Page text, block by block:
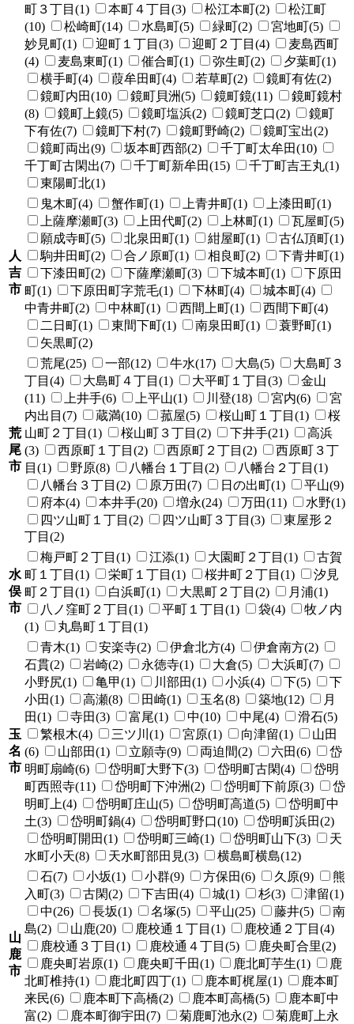
町３丁目(1)
本町４丁目(3) 松江本町(2)
松江町
(10)
松崎町(14) 水島町(5) 緑町(2)
宮地町(5)
妙見町(1)
迎町１丁目(3) 迎町２丁目(4)
麦島西町
(4)
麦島東町(1) 催合町(1) 弥生町(2)
夕葉町(1)
横手町(4)
葭牟田町(4) 若草町(2)
鏡町有佐(2)
鏡町内田(10)
鏡町貝洲(5) 鏡町鏡(11)
鏡町鏡村
(8)
鏡町上鏡(5) 鏡町塩浜(2) 鏡町芝口(2)
鏡町
下有佐(7)
鏡町下村(7) 鏡町野崎(2)
鏡町宝出(2)
鏡町両出(9)
坂本町西部(2)
千丁町太牟田(10)
千丁町古閑出(7)
千丁町新牟田(15)
千丁町吉王丸(1)
東陽町北(1)
人
吉
市
鬼木町(4) 蟹作町(1) 上青井町(1)
上漆田町(1)
上薩摩瀬町(3)
上田代町(2) 上林町(1)
瓦屋町(5)
願成寺町(5)
北泉田町(1) 紺屋町(1)
古仏頂町(1)
駒井田町(2)
合ノ原町(1) 相良町(2)
下青井町(1)
下漆田町(2)
下薩摩瀬町(3) 下城本町(1)
下原田
町(1)
下原田町字荒毛(1) 下林町(4)
城本町(4)
中青井町(2)
中林町(1) 西間上町(1)
西間下町(4)
二日町(1)
東間下町(1) 南泉田町(1)
蓑野町(1)
矢黒町(2)
荒
尾
市
荒尾(25) 一部(12) 牛水(17) 大島(5)
大島町３
丁目(4)
大島町４丁目(1) 大平町１丁目(3)
金山
(11)
上井手(6) 上平山(1) 川登(18) 宮内(6)
宮
内出目(7)
蔵満(10) 菰屋(5) 桜山町１丁目(1)
桜
山町２丁目(1)
桜山町３丁目(2) 下井手(21)
高浜
(3)
西原町１丁目(2) 西原町２丁目(2)
西原町３丁
目(1)
野原(8) 八幡台１丁目(2)
八幡台２丁目(1)
八幡台３丁目(2)
原万田(7) 日の出町(1)
平山(9)
府本(4)
本井手(20) 増永(24) 万田(11)
水野(1)
四ツ山町１丁目(2)
四ツ山町３丁目(3)
東屋形２
丁目(2)
水
俣
市
梅戸町２丁目(1) 江添(1) 大園町２丁目(1)
古賀
町１丁目(1)
栄町１丁目(1) 桜井町２丁目(1)
汐見
町２丁目(1)
白浜町(1) 大黒町２丁目(2)
月浦(1)
八ノ窪町２丁目(1)
平町１丁目(1) 袋(4)
牧ノ内
(1)
丸島町１丁目(1)
玉
名
市
青木(1) 安楽寺(2) 伊倉北方(4)
伊倉南方(2)
石貫(2)
岩崎(2) 永徳寺(1) 大倉(5)
大浜町(7)
小野尻(1)
亀甲(1) 川部田(1) 小浜(4) 下(5)
下
小田(1)
高瀬(8) 田崎(1) 玉名(8) 築地(12)
月
田(1)
寺田(3) 富尾(1) 中(10) 中尾(4)
滑石(5)
繁根木(4)
三ツ川(1) 宮原(1) 向津留(1)
山田
(6)
山部田(1) 立願寺(9) 両迫間(2) 六田(6)
岱
明町扇崎(6)
岱明町大野下(3) 岱明町古閑(4)
岱明
町西照寺(11)
岱明町下沖洲(2) 岱明町下前原(3)
岱
明町上(4)
岱明町庄山(5) 岱明町高道(5)
岱明町中
土(3)
岱明町鍋(4) 岱明町野口(10)
岱明町浜田(2)
岱明町開田(1)
岱明町三崎(1) 岱明町山下(3)
天
水町小天(8)
天水町部田見(3) 横島町横島(12)
山
鹿
市
石(7) 小坂(1) 小群(9) 方保田(6) 久原(9)
熊
入町(3)
古閑(2) 下吉田(4) 城(1) 杉(3)
津留(1)
中(26)
長坂(1) 名塚(5) 平山(25) 藤井(5)
南
島(2)
山鹿(20) 鹿校通１丁目(1)
鹿校通２丁目(4)
鹿校通３丁目(1)
鹿校通４丁目(5)
鹿央町合里(2)
鹿央町岩原(1)
鹿央町千田(1) 鹿北町芋生(1)
鹿
北町椎持(1)
鹿北町四丁(1) 鹿本町梶屋(1)
鹿本町
来民(6)
鹿本町下高橋(2) 鹿本町高橋(5)
鹿本町中
富(2)
鹿本町御宇田(7) 菊鹿町池永(2)
菊鹿町上永